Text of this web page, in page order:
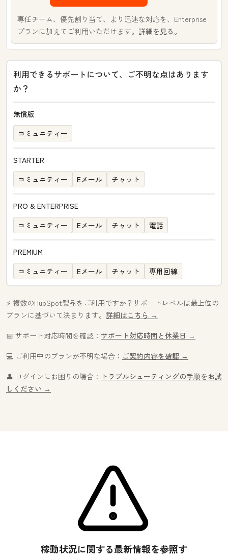
利用できるサポートについて、ご不明な点はあります
か？
無償版
コミュニティー
STARTER
コミュニティー
Eメール チャット
PRO & ENTERPRISE
コミュニティー
Eメール チャット 電話
PREMIUM
コミュニティー
Eメール チャット 専用回線
⚡️ 複数のHubSpot製品をご利用ですか？サポートレベルは最上位の
プランに基づいて決まります。 詳細はこちら →
📅 サポート対応時間を確認： サポート対応時間と休業日 →
💻 ご利用中のプランが不明な場合： ご契約内容を確認 →
👤 ログインにお困りの場合： トラブルシューティングの手順をお試
しください →
専任チーム、優先割り当て、より迅速な対応を、Enterprise
プランに加えてご利用いただけます。 詳細を見る 。
稼動状況に関する最新情報を参照す